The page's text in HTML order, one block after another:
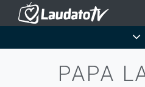
Skoči
sadržaj
PAPA